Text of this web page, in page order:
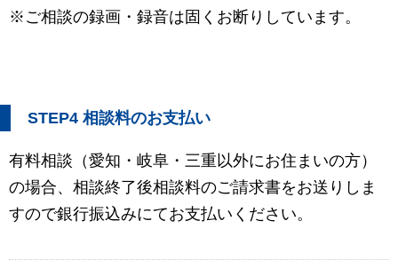
※ご相談の録画・録音は固くお断りしています。
STEP4 相談料のお支払い
有料相談（愛知・岐阜・三重以外にお住まいの方）
の場合、相談終了後相談料のご請求書をお送りしま
すので銀行振込みにてお支払いください。